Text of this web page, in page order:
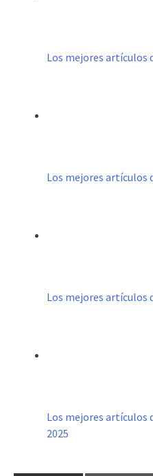
Los mejores artículos
Los mejores artículos
Los mejores artículos
Los mejores artículos
2025